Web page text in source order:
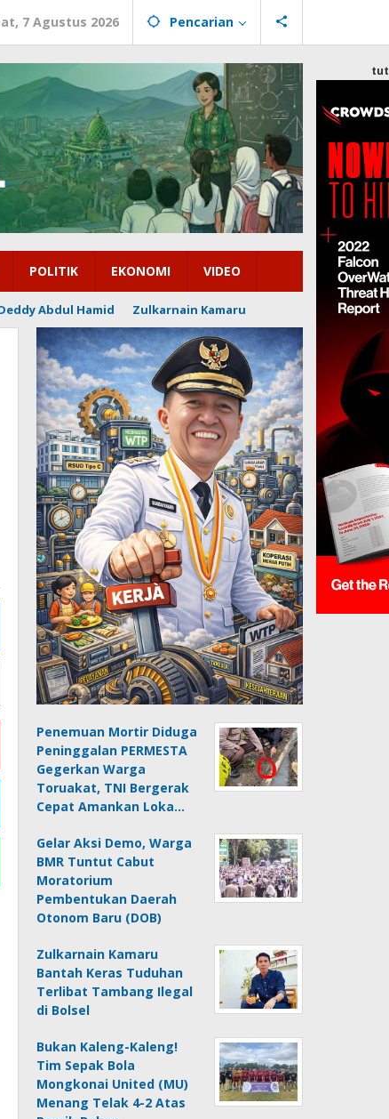
7 Agustus 2026 Pencarian
POLITIK EKONOMI VIDEO
Abdul Hamid Zulkarnain Kamaru
Penemuan Mortir Diduga
Peninggalan PERMESTA
Gegerkan Warga
Toruakat, TNI Bergerak
Cepat Amankan Loka…
Gelar Aksi Demo, Warga
BMR Tuntut Cabut
Moratorium
Pembentukan Daerah
Otonom Baru (DOB)
Zulkarnain Kamaru
Bantah Keras Tuduhan
Terlibat Tambang Ilegal
di Bolsel
Bukan Kaleng-Kaleng!
Tim Sepak Bola
Mongkonai United (MU)
Menang Telak 4-2 Atas